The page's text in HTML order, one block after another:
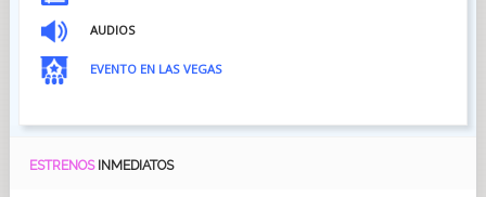
AUDIOS
EVENTO EN LAS VEGAS
ESTRENOS INMEDIATOS